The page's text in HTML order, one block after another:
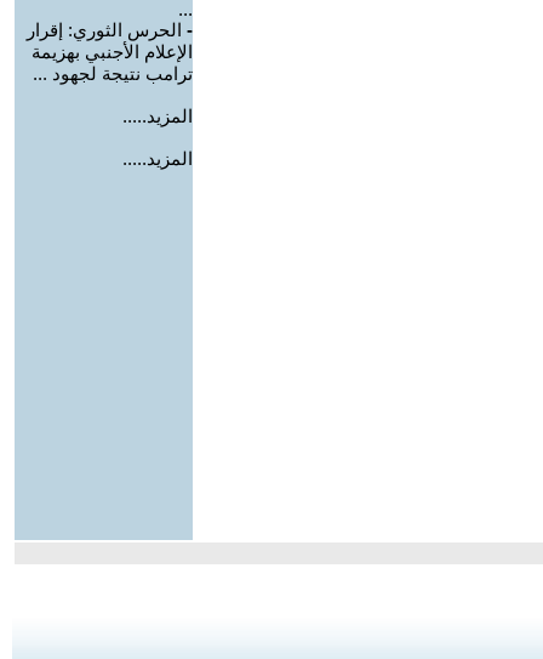
...
- الحرس الثوري: إقرار
الإعلام الأجنبي بهزيمة
ترامب نتيجة لجهود ...
المزيد.....
المزيد.....